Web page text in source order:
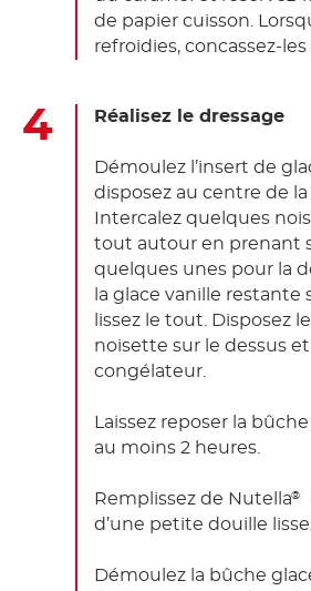
de papier cuisson.
refroidies, concassez-
Réalisez le dressage
Démoulez l’insert de
disposez au centre de la
Intercalez quelques
tout autour en prenant
quelques unes pour la
la glace vanille restante
lissez le tout. Disposez
noisette sur le dessus
congélateur.
Laissez reposer la
au moins 2 heures.
Remplissez de Nutella®
d’une petite douille lisse.
Démoulez la bûche